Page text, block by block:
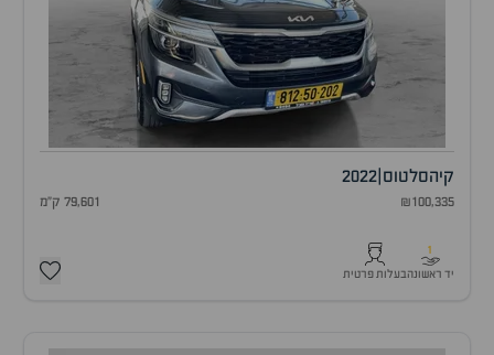
קיהסלטוס 2022
₪100,335 79,601 ק"מ
1
יד ראשונהבעלות פרטית